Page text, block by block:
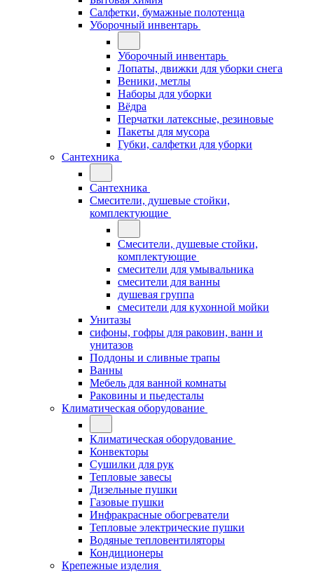
Салфетки, бумажные полотенца
Уборочный инвентарь
Уборочный инвентарь
Лопаты, движки для уборки снега
Веники, метлы
Наборы для уборки
Вёдра
Перчатки латексные, резиновые
Пакеты для мусора
Губки, салфетки для уборки
Сантехника
Сантехника
Смесители, душевые стойки,
комплектующие
Смесители, душевые стойки,
комплектующие
смесители для умывальника
смесители для ванны
душевая группа
смесители для кухонной мойки
Унитазы
сифоны, гофры для раковин, ванн и
унитазов
Поддоны и сливные трапы
Ванны
Мебель для ванной комнаты
Раковины и пьедесталы
Климатическая оборудование
Климатическая оборудование
Конвекторы
Сушилки для рук
Тепловые завесы
Дизельные пушки
Газовые пушки
Инфракрасные обогреватели
Тепловые электрические пушки
Водяные тепловентиляторы
Кондиционеры
Крепежные изделия